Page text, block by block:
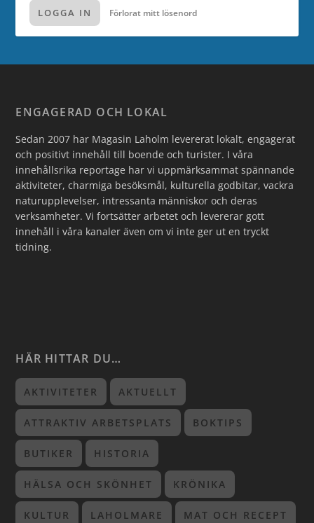
LOGGA IN Förlorat mitt lösenord
ENGAGERAD OCH LOKAL
Sedan 2007 har Magasin Laholm levererat lokalt, engagerat
och positivt innehåll till boende och turister. I våra
innehållsrika reportage har vi uppmärksammat spännande
aktiviteter, charmiga besöksmål, kulturella godbitar, vackra
naturupplevelser, intressanta människor och deras
verksamheter. Vi fortsätter arbetet och levererar gott
innehåll i våra kanaler även om vi inte ger ut en tryckt
tidning.
HÄR HITTAR DU…
AKTIVITETER AKTUELLT
ATTRAKTIV ARBETSPLATS BOKTIPS
BUTIKER HISTORIA
HÄLSA OCH SKÖNHET KRÖNIKA
KULTUR LAHOLMARE MAT OCH RECEPT